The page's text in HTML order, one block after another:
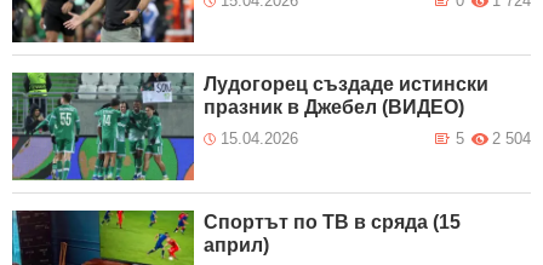
Лудогорец създаде истински
празник в Джебел (ВИДЕО)
15.04.2026 2 504
5
Спортът по ТВ в сряда (15
април)